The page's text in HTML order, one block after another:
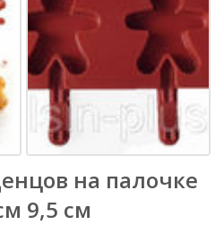
на палочке
9,5 см